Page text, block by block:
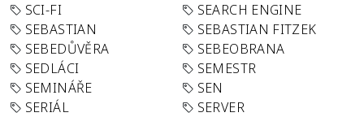
SCI-FI
SEARCH ENGINE
SEBASTIAN
SEBASTIAN FITZEK
SEBEDŮVĚRA
SEBEOBRANA
SEDLÁCI
SEMESTR
SEMINÁŘE
SEN
SERIÁL
SERVER